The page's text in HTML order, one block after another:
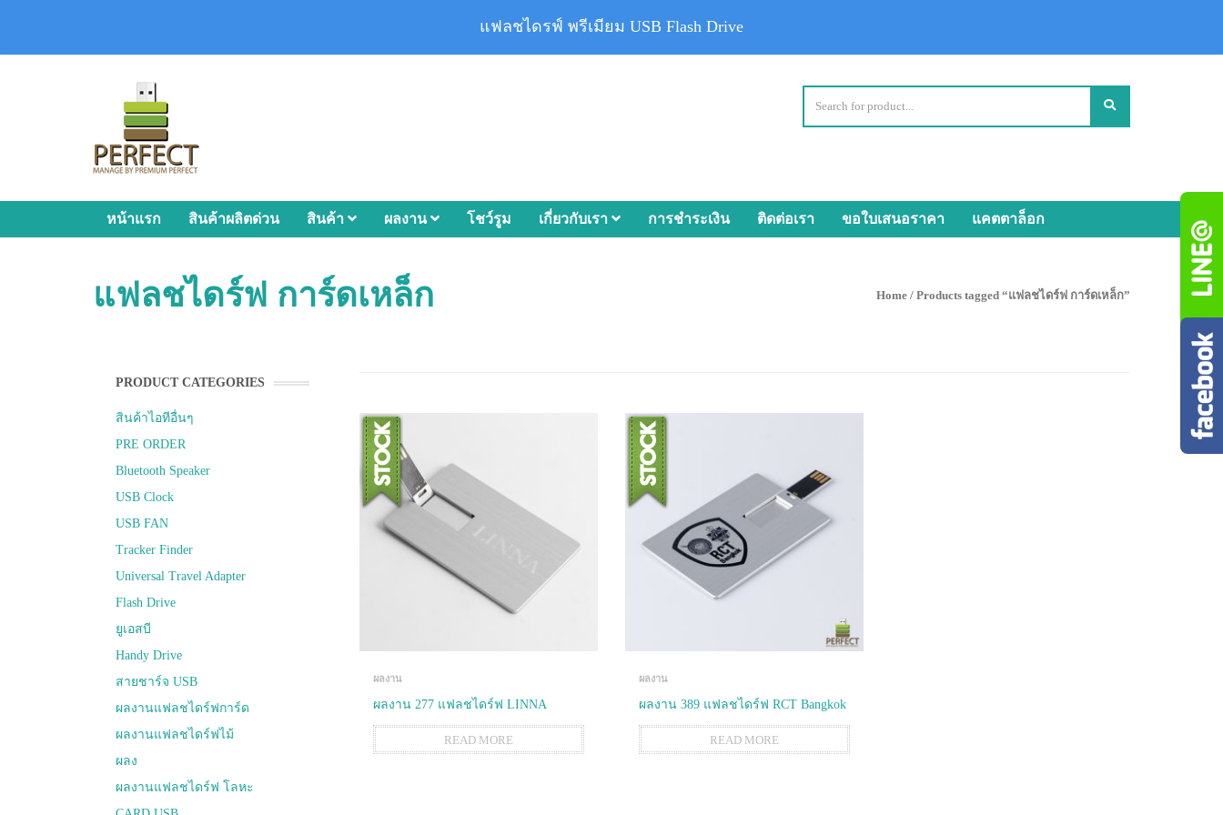
หน้าแรก สินค้าผลิตด่วน สินค้า ผลงาน โชว์รูม เกี่ยวกับเรา การชำระเงิน ติดต่อเรา ขอใบเสนอราคา แคตตาล็อก
แฟลชไดร์ฟ การ์ดเหล็ก Home / Products tagged “แฟลชไดร์ฟ การ์ดเหล็ก”
PRODUCT CATEGORIES
สินค้าไอทีอื่นๆ
PRE ORDER
Bluetooth Speaker
USB Clock
USB FAN
Tracker Finder
Universal Travel Adapter
Flash Drive
ยูเอสบี
Handy Drive
สายชาร์จ USB
ผลงานแฟลชไดร์ฟการ์ด
ผลงานแฟลชไดร์ฟไม้
ผลง
ผลงานแฟลชไดร์ฟ โลหะ
ผลงาน
ผลงาน 277 แฟลชไดร์ฟ LINNA
READ MORE
ผลงาน
ผลงาน 389 แฟลชไดร์ฟ RCT Bangkok
READ MORE
แฟลชไดรฟ์ พรีเมียม USB Flash Drive